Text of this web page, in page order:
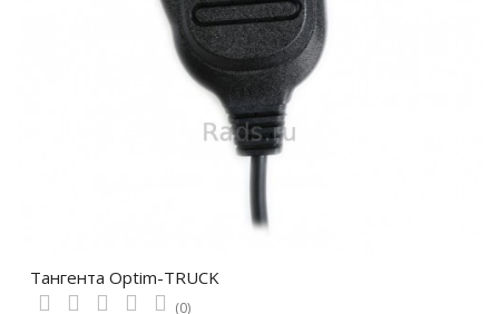
Тангента Optim-TRUCK
(0)